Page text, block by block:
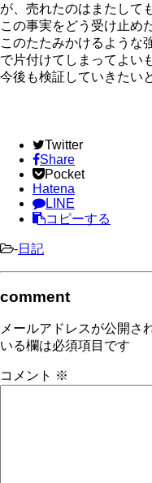
が、売れたのはまたして
この事実をどう受け止め
このたたみかけるような
で片付けてしまってよい
今後も検証していきたい
Twitter
Share
Pocket
Hatena
LINE
コピーする
-日記
comment
メールアドレスが公開さ
いる欄は必須項目です
コメント ※